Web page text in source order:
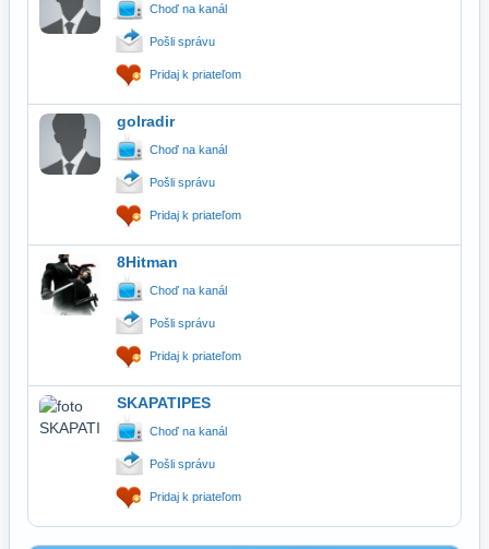
Choď na kanál
Pošli správu
Pridaj k priateľom
golradir
Choď na kanál
Pošli správu
Pridaj k priateľom
8Hitman
Choď na kanál
Pošli správu
Pridaj k priateľom
SKAPATIPES
Choď na kanál
Pošli správu
Pridaj k priateľom